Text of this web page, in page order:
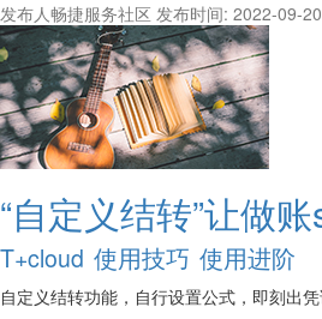
发布人畅捷服务社区 发布时间: 2022-09-
“自定义结转”让做账
T+cloud 使用技巧 使用进阶
自定义结转功能，自行设置公式，即刻出凭